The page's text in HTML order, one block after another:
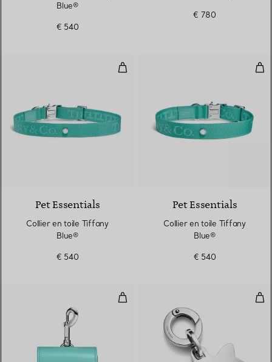
Blue®
€ 540
€ 780
Collier en toile Tiffany Blue®
Pet Essentials
Collier en toile Tiffany
Blue®
€ 540
Pet Essentials
Collier en toile Tiffany
Blue®
€ 540
Porte-sacs de propreté en cuir